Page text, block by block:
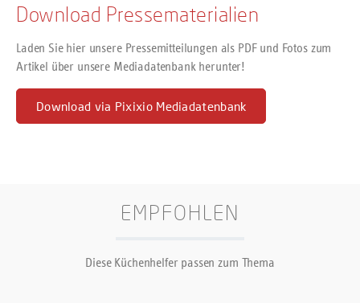
Download Pressematerialien
Laden Sie hier unsere Pressemitteilungen als PDF und Fotos zum
Artikel über unsere Mediadatenbank herunter!
Download via Pixixio Mediadatenbank
EMPFOHLEN
Diese Küchenhelfer passen zum Thema